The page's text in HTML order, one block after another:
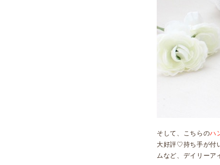
そして、こちらのハ
大好評♡持ち手が付
ムなど、デイリーア